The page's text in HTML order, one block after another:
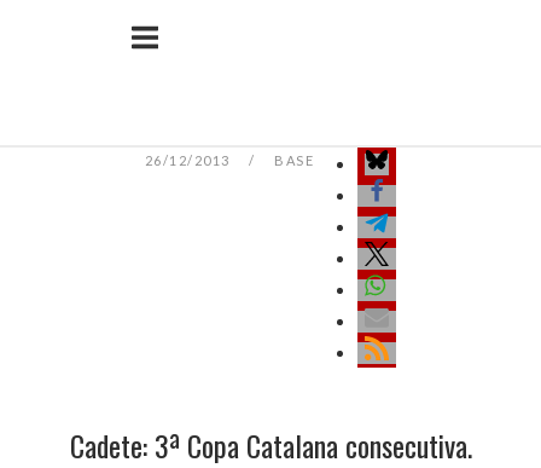
26/12/2013 BASE
Cadete: 3ª Copa Catalana consecutiva.